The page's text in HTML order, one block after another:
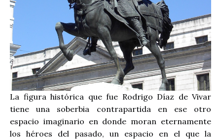
La figura histórica que fue Rodrigo Díaz de Vivar
tiene una soberbia contrapartida en ese otro
espacio imaginario en donde moran eternamente
los héroes del pasado, un espacio en el que la